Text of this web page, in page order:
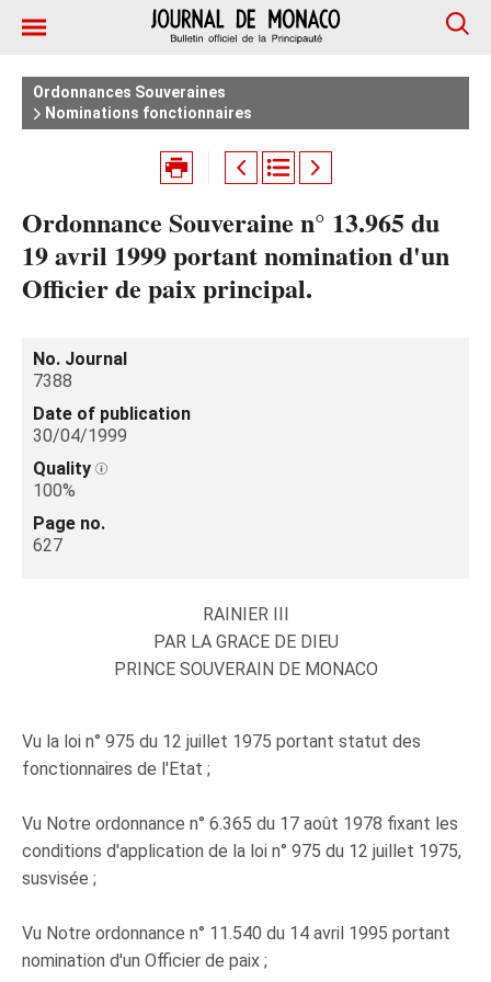
Ordonnances Souveraines
Nominations fonctionnaires
Ordonnance Souveraine n° 13.965 du
19 avril 1999 portant nomination d'un
Officier de paix principal.
No. Journal
7388
Date of publication
30/04/1999
Quality
100%
Page no.
627
RAINIER III
PAR LA GRACE DE DIEU
PRINCE SOUVERAIN DE MONACO
Vu la loi n° 975 du 12 juillet 1975 portant statut des
fonctionnaires de l'Etat ;
Vu Notre ordonnance n° 6.365 du 17 août 1978 fixant les
conditions d'application de la loi n° 975 du 12 juillet 1975,
susvisée ;
Vu Notre ordonnance n° 11.540 du 14 avril 1995 portant
nomination d'un Officier de paix ;